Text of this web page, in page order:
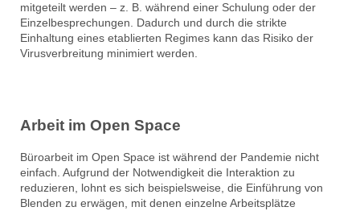
mitgeteilt werden – z. B. während einer Schulung oder der
Einzelbesprechungen. Dadurch und durch die strikte
Einhaltung eines etablierten Regimes kann das Risiko der
Virusverbreitung minimiert werden.
Arbeit im Open Space
Büroarbeit im Open Space ist während der Pandemie nicht
einfach. Aufgrund der Notwendigkeit die Interaktion zu
reduzieren, lohnt es sich beispielsweise, die Einführung von
Blenden zu erwägen, mit denen einzelne Arbeitsplätze